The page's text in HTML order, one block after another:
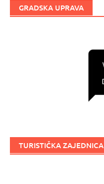
GRADSKA UPRAVA
TURISTIČKA ZAJEDNICA